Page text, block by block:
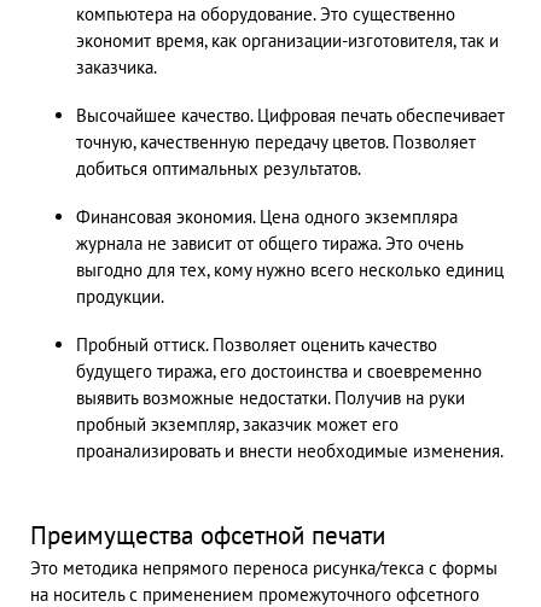
компьютера на оборудование. Это существенно
экономит время, как организации-изготовителя, так и
заказчика.
Высочайшее качество. Цифровая печать обеспечивает
точную, качественную передачу цветов. Позволяет
добиться оптимальных результатов.
Финансовая экономия. Цена одного экземпляра
журнала не зависит от общего тиража. Это очень
выгодно для тех, кому нужно всего несколько единиц
продукции.
Пробный оттиск. Позволяет оценить качество
будущего тиража, его достоинства и своевременно
выявить возможные недостатки. Получив на руки
пробный экземпляр, заказчик может его
проанализировать и внести необходимые изменения.
Преимущества офсетной печати
Это методика непрямого переноса рисунка/текса с формы
на носитель с применением промежуточного офсетного